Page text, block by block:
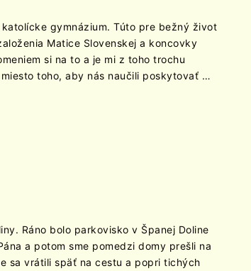
gymnázium. Túto pre bežný život
Matice Slovenskej a koncovky
si na to a je mi z toho trochu
toho, aby nás naučili poskytovať …
Ráno bolo parkovisko v Španej Doline
a potom sme pomedzi domy prešli na
sa vrátili späť na cestu a popri tichých